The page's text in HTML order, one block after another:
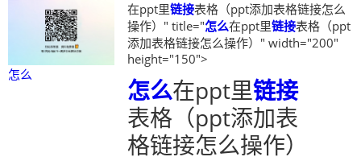
怎么
在ppt里链接表格（ppt添加表格链接怎么
操作）" title="怎么在ppt里链接表格（ppt
添加表格链接怎么操作）" width="200"
height="150">
怎么在ppt里链接
表格（ppt添加表
格链接怎么操作）